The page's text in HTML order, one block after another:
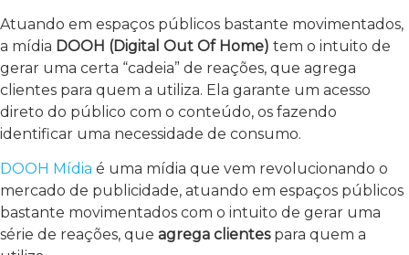
Atuando em espaços públicos bastante movimentados,
a mídia DOOH (Digital Out Of Home) tem o intuito de
gerar uma certa “cadeia” de reações, que agrega
clientes para quem a utiliza. Ela garante um acesso
direto do público com o conteúdo, os fazendo
identificar uma necessidade de consumo.
DOOH Mídia é uma mídia que vem revolucionando o
mercado de publicidade, atuando em espaços públicos
bastante movimentados com o intuito de gerar uma
série de reações, que agrega clientespara quem a